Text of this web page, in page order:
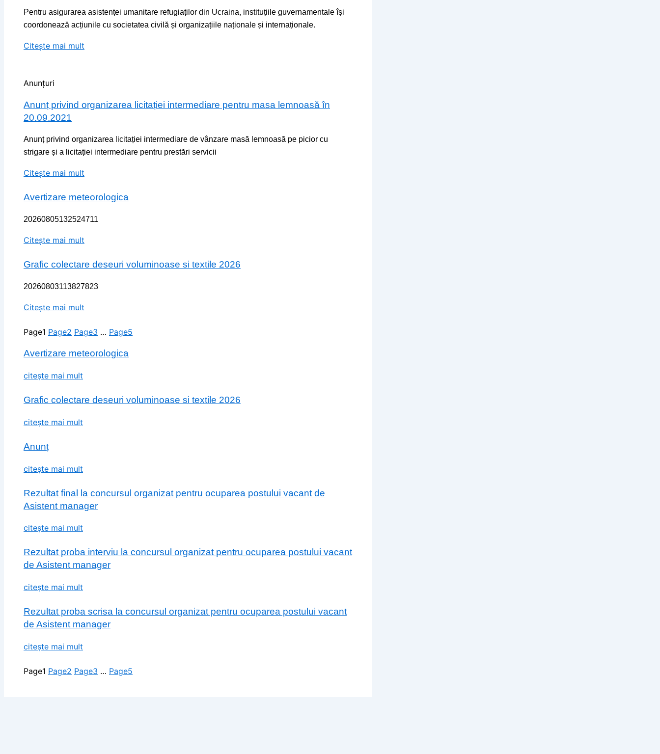
Pentru asigurarea asistenței umanitare refugiaților din Ucraina, instituțiile guvernamentale își
coordonează acțiunile cu societatea civilă și organizațiile naționale și internaționale.
Citește mai mult
Anunțuri
Anunț privind organizarea licitației intermediare pentru masa lemnoasă în
20.09.2021
Anunț privind organizarea licitației intermediare de vânzare masă lemnoasă pe picior cu
strigare și a licitației intermediare pentru prestări servicii
Citește mai mult
Avertizare meteorologica
20260805132524711
Citește mai mult
Grafic colectare deseuri voluminoase si textile 2026
20260803113827823
Citește mai mult
Page1 Page2 Page3 … Page5
Avertizare meteorologica
citește mai mult
Grafic colectare deseuri voluminoase si textile 2026
citește mai mult
Anunț
citește mai mult
Rezultat final la concursul organizat pentru ocuparea postului vacant de
Asistent manager
citește mai mult
Rezultat proba interviu la concursul organizat pentru ocuparea postului vacant
de Asistent manager
citește mai mult
Rezultat proba scrisa la concursul organizat pentru ocuparea postului vacant
de Asistent manager
citește mai mult
Page1 Page2 Page3 … Page5